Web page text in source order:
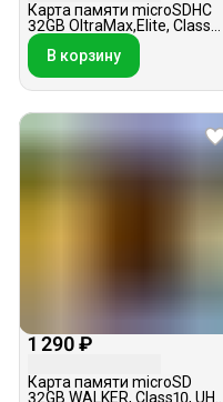
Карта памяти microSDHC
32GB OltraMax,Elite, Class
10, без адаптера
В корзину
1 290 ₽
Карта памяти microSD
32GB WALKER, Class10, UHS-